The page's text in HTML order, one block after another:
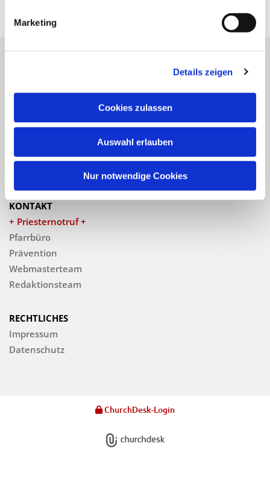
Marketing
Details zeigen
Cookies zulassen
Auswahl erlauben
Nur notwendige Cookies
Pfarrei St. Benedikt Teltow-Fläming
Gottesdienste
KONTAKT
+ Priesternotruf +
Pfarrbüro
Prävention
Webmasterteam
Redaktionsteam
RECHTLICHES
Impressum
Datenschutz
ChurchDesk-Login